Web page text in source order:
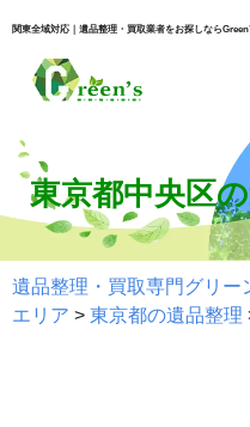
関東全域対応｜遺品整理・買取業者をお探しなら
東京都中央区
遺品整理・買取専門グリー
エリア > 東京都の遺品整理